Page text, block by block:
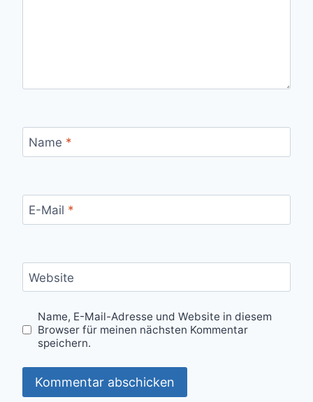
Name *
E-Mail *
Website
Name, E-Mail-Adresse und Website in diesem
Browser für meinen nächsten Kommentar
speichern.